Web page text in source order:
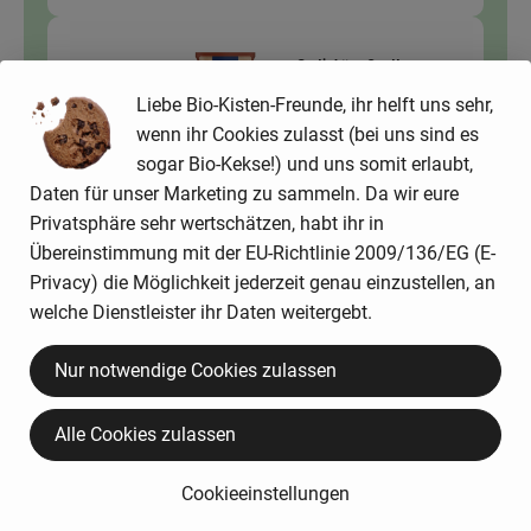
Reibekäse
Auswahl ändern
Gratinkäse Quattro
15,95 € /kg
Stück
Artikelanzahl
Gesamtpreis:3,19 €
Du hast sicher:
2,39 € /kg
Liebe Bio-Kisten-Freunde, ihr helft uns sehr,
wenn ihr Cookies zulasst (bei uns sind es
sogar Bio-Kekse!) und uns somit erlaubt,
Daten für unser Marketing zu sammeln. Da wir eure
Privatsphäre sehr wertschätzen, habt ihr in
Übereinstimmung mit der EU-Richtlinie 2009/136/EG (E-
Privacy) die Möglichkeit jederzeit genau einzustellen, an
welche Dienstleister ihr Daten weitergebt.
Cookieeinstellungen
Nur notwendige Cookies zulassen
Alle Cookies zulassen